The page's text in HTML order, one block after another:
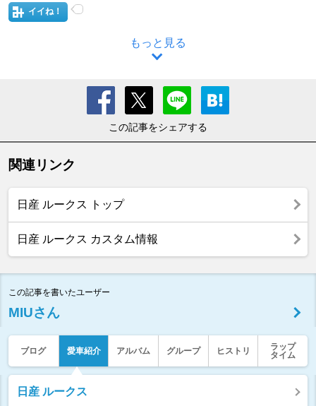
イイね！
もっと見る
この記事をシェアする
関連リンク
日産 ルークス トップ
日産 ルークス カスタム情報
この記事を書いたユーザー
MIUさん
ブログ 愛車紹介 アルバム グループ ヒストリ
ラップ
タイム
日産 ルークス